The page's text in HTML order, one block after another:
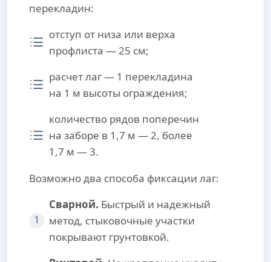
перекладин:
отступ от низа или верха
профлиста — 25 см;
расчет лаг — 1 перекладина
на 1 м высоты ограждения;
количество рядов поперечин
на заборе в 1,7 м — 2, более
1,7 м — 3.
Возможно два способа фиксации лаг:
1
Сварной. Быстрый и надежный
метод, стыковочные участки
покрывают грунтовкой.